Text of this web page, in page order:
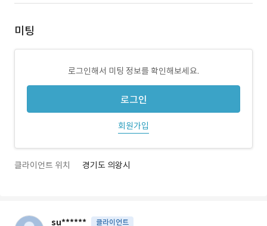
미팅
로그인해서 미팅 정보를 확인해보세요.
로그인
회원가입
클라이언트 위치 경기도 의왕시
su****** 클라이언트